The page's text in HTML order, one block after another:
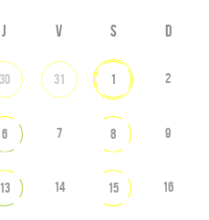
J V S D
30 31 1 2
6 7 8 9
13 14 15 16